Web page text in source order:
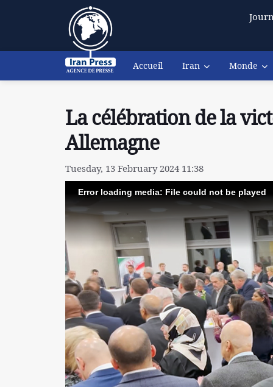
Accueil Iran Monde
La célébration de la
Allemagne
Tuesday, 13 February 2024 11:38
Error loading media: File could not be played